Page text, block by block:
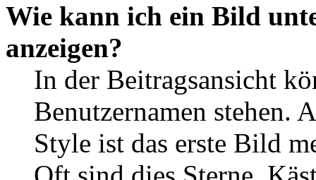
Wie kann ich ein Bild
anzeigen?
In der Beitragsansicht
Benutzernamen stehen.
Style ist das erste Bild